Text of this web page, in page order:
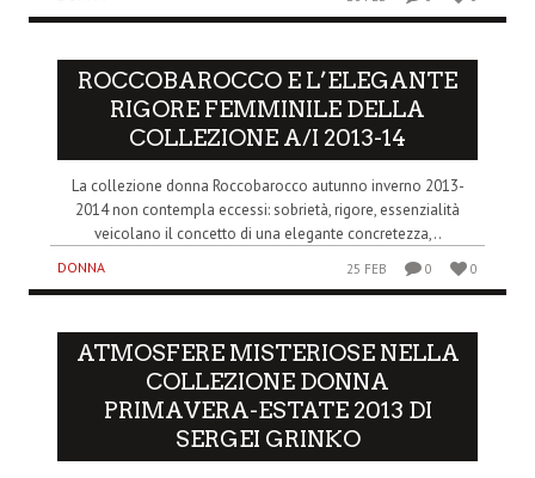
ROCCOBAROCCO E L’ELEGANTE
RIGORE FEMMINILE DELLA
COLLEZIONE A/I 2013-14
La collezione donna Roccobarocco autunno inverno 2013-
2014 non contempla eccessi: sobrietà, rigore, essenzialità
veicolano il concetto di una elegante concretezza,..
DONNA 25 FEB 0 0
ATMOSFERE MISTERIOSE NELLA
COLLEZIONE DONNA
PRIMAVERA-ESTATE 2013 DI
SERGEI GRINKO